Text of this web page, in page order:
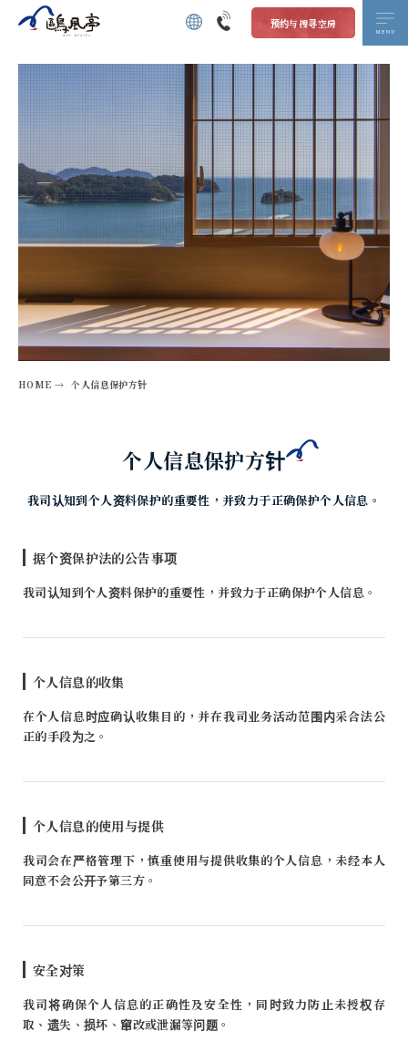
预约与搜寻空房
HOME → 个人信息保护方针
个人信息保护方针
我司认知到个人资料保护的重要性，并致力于正确保护个人信息。
据个资保护法的公告事项
我司认知到个人资料保护的重要性，并致力于正确保护个人信息。
个人信息的收集
在个人信息时应确认收集目的，并在我司业务活动范围内采合法公
正的手段为之。
个人信息的使用与提供
我司会在严格管理下，慎重使用与提供收集的个人信息，未经本人
同意不会公开予第三方。
安全对策
我司将确保个人信息的正确性及安全性，同时致力防止未授权存
取、遗失、损坏、窜改或泄漏等问题。